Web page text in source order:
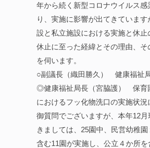
年から続く新型コロナウイルス感
り、実施に影響が出てきていま
設と私立施設における実施と休止
休止に至った経緯とその理由、そ
を伺います。
○副議長（織田勝久） 健康福祉局
◎健康福祉局長（宮脇護） 保育
におけるフッ化物洗口の実施状況
御質問でございますが、本年12月
きましては、25園中、民営幼稚園
含む11園が実施し、公立４か所を